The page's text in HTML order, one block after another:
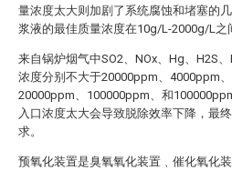
量浓度太大则加剧了系统腐蚀和堵塞的
浆液的最佳质量浓度在10g/L-2000g/L之
来自锅炉烟气中SO2、NOx、Hg、H2S、
浓度分别不大于20000ppm、4000ppm、
20000ppm、100000ppm、和
入口浓度太大会导致脱除效率下降，最
求。
预氧化装置是臭氧氧化装置﹑催化氧化